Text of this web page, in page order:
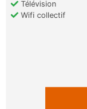
Télévision
Wifi collectif